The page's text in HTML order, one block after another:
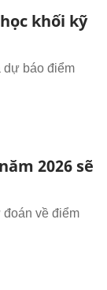
khối kỹ
dự báo điểm
2026 sẽ
về điểm